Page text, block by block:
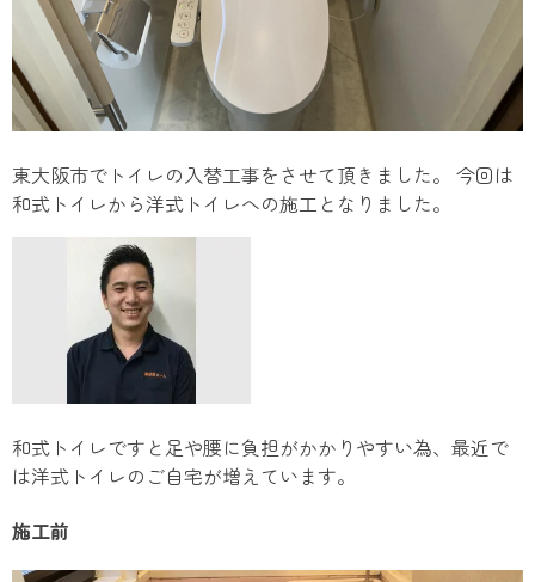
東大阪市でトイレの入替工事をさせて頂きました。 今回は
和式トイレから洋式トイレへの施工となりました。
和式トイレですと足や腰に負担がかかりやすい為、最近で
は洋式トイレのご自宅が増えています。
施工前